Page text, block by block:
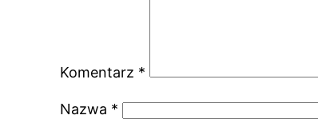
Komentarz *
Nazwa *